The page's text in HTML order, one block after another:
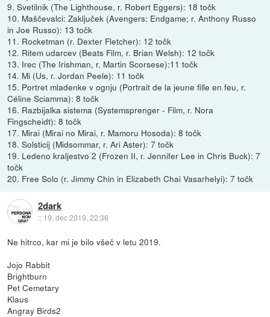
9. Svetilnik (The Lighthouse, r. Robert Eggers): 18 točk
10. Maščevalci: Zaključek (Avengers: Endgame; r. Anthony Russo
in Joe Russo): 13 točk
11. Rocketman (r. Dexter Fletcher): 12 točk
12. Ritem udarcev (Beats Film, r. Brian Welsh): 12 točk
13. Irec (The Irishman, r. Martin Scorsese):11 točk
14. Mi (Us, r. Jordan Peele): 11 točk
15. Portret mladenke v ognju (Portrait de la jeune fille en feu, r.
Céline Sciamma): 8 točk
16. Razbijalka sistema (Systemsprenger - Film, r. Nora
Fingscheidt): 8 točk
17. Mirai (Mirai no Mirai, r. Mamoru Hosoda): 8 točk
18. Solsticij (Midsommar, r. Ari Aster): 7 točk
19. Ledeno kraljestvo 2 (Frozen II, r. Jennifer Lee in Chris Buck): 7
točk
20. Free Solo (r. Jimmy Chin in Elizabeth Chai Vasarhelyi): 7 točk
2dark
:: 19. dec 2019, 22:36
Ne hitrco, kar mi je bilo všeč v letu 2019.
Jojo Rabbit
Brightburn
Pet Cemetary
Klaus
Angray Birds2